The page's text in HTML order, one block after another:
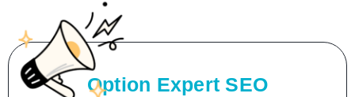
Option Expert SEO